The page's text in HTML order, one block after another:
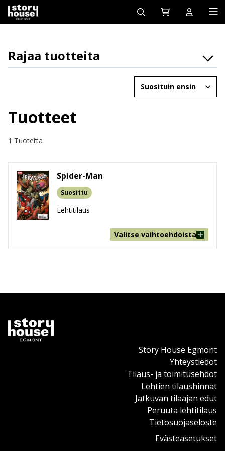
Avaa/sulje
haku
Siirry
ostoskoriin
Avaa/
Rajaa tuotteita
Osasto
Tuotemuoto
Järjestä
Tuotteet
1 Tuotetta
Spider-Man
Suosittu
Lehtitilaus
Valitse vaihtoehdoista
Story House Egmont
Yhteystiedot
Tilaus- ja toimitusehdot
Lehtien tilaushinnat
Jatkuvan tilaajan edut
Peruuta lehtitilaus
Tietosuojaseloste
Evästeasetukset